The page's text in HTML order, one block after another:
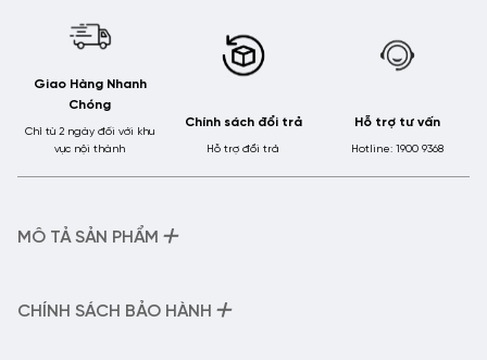
Giao Hàng Nhanh
Chóng
Chỉ từ 2 ngày đối với khu
vực nội thành
Chính sách đổi trả
Hỗ trợ đổi trả
Hỗ trợ tư vấn
Hotline: 1900 9368
MÔ TẢ SẢN PHẨM +
– Mã sản phẩm:
2L8192
CHÍNH SÁCH BẢO HÀNH +